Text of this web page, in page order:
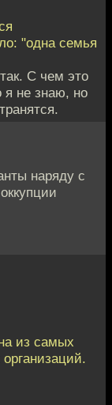
"одна семья
С чем это
я не знаю, но
наряду с
из самых